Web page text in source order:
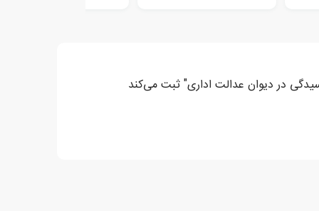
در دیوان عدالت اداری" ثبت می‌کند